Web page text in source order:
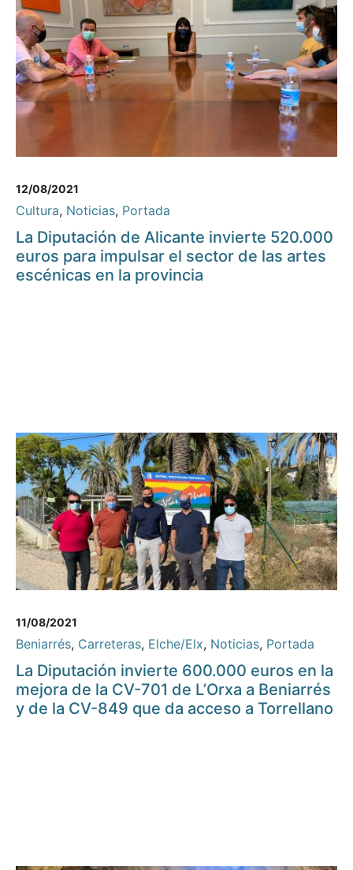
12/08/2021
Cultura, Noticias, Portada
La Diputación de Alicante invierte 520.000
euros para impulsar el sector de las artes
escénicas en la provincia
11/08/2021
Beniarrés, Carreteras, Elche/Elx, Noticias, Portada
La Diputación invierte 600.000 euros en la
mejora de la CV-701 de L’Orxa a Beniarrés
y de la CV-849 que da acceso a Torrellano